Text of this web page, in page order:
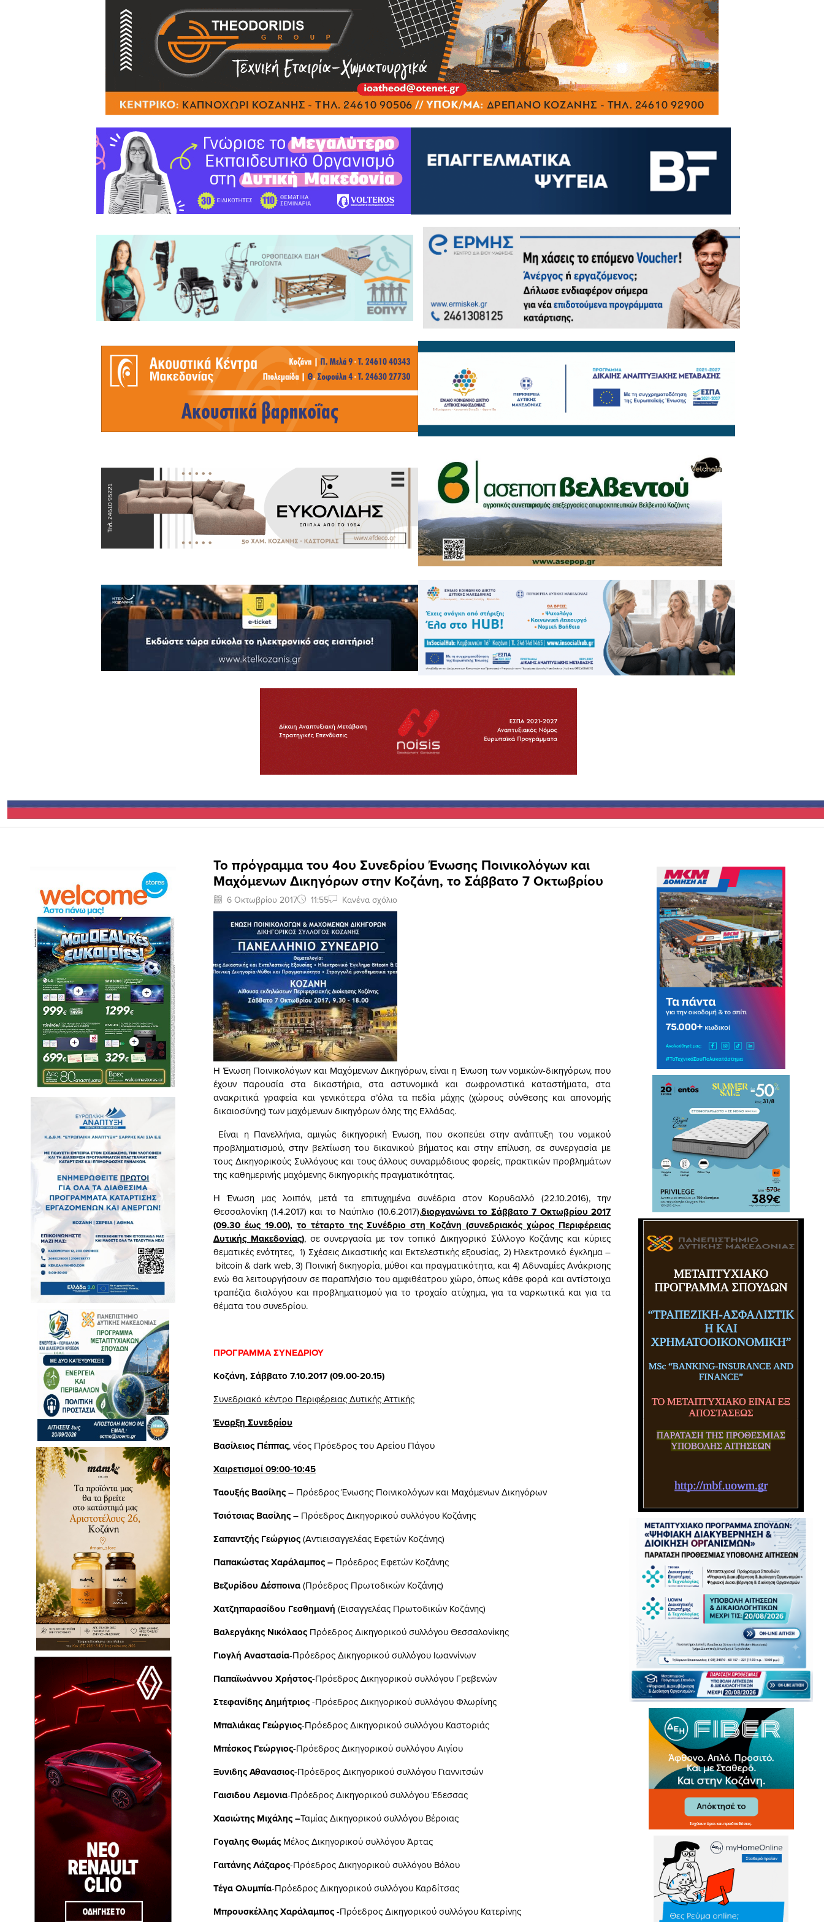
Το πρόγραμμα του 4ου Συνεδρίου Ένωσης Ποινικολόγων και
Μαχόμενων Δικηγόρων στην Κοζάνη, το Σάββατο 7 Οκτωβρίου
6 Οκτωβρίου 2017 11:55 Κανένα σχόλιο
Η Ένωση Ποινικολόγων και Μαχόμενων Δικηγόρων, είναι η Ένωση των νομικών-δικηγόρων, που
έχουν παρουσία στα δικαστήρια, στα αστυνομικά και σωφρονιστικά καταστήματα, στα
ανακριτικά γραφεία και γενικότερα σ’όλα τα πεδία μάχης (χώρους σύνθεσης και απονομής
δικαιοσύνης) των μαχόμενων δικηγόρων όλης της Ελλάδας.
Είναι η Πανελλήνια, αμιγώς δικηγορική Ένωση, που σκοπεύει στην ανάπτυξη του νομικού
προβληματισμού, στην βελτίωση του δικανικού βήματος και στην επίλυση, σε συνεργασία με
τους Δικηγορικούς Συλλόγους και τους άλλους συναρμόδιους φορείς, πρακτικών προβλημάτων
της καθημερινής μαχόμενης δικηγορικής πραγματικότητας.
Η Ένωση μας λοιπόν, μετά τα επιτυχημένα συνέδρια στον Κορυδαλλό (22.10.2016), την
Θεσσαλονίκη (1.4.2017) και το Ναύπλιο (10.6.2017),διοργανώνει το Σάββατο 7 Οκτωβρίου 2017
(09.30 έως 19.00), το τέταρτο της Συνέδριο στη Κοζάνη (συνεδριακός χώρος Περιφέρειας
Δυτικής Μακεδονίας), σε συνεργασία με τον τοπικό Δικηγορικό Σύλλογο Κοζάνης και κύριες
θεματικές ενότητες, 1) Σχέσεις Δικαστικής και Εκτελεστικής εξουσίας, 2) Ηλεκτρονικό έγκλημα –
bitcoin & dark web, 3) Ποινική δικηγορία, μύθοι και πραγματικότητα, και 4) Αδυναμίες Ανάκρισης
ενώ θα λειτουργήσουν σε παραπλήσιο του αμφιθέατρου χώρο, όπως κάθε φορά και αντίστοιχα
τραπέζια διαλόγου και προβληματισμού για το τροχαίο ατύχημα, για τα ναρκωτικά και για τα
θέματα του συνεδρίου.
ΠΡΟΓΡΑΜΜΑ ΣΥΝΕΔΡΙΟΥ
Κοζάνη, Σάββατο 7.10.2017 (09.00-20.15)
Συνεδριακό κέντρο Περιφέρειας Δυτικής Αττικής
Έναρξη Συνεδρίου
Βασίλειος Πέππας, νέος Πρόεδρος του Αρείου Πάγου
Χαιρετισμοί 09:00-10:45
Ταουξής Βασίλης– Πρόεδρος Ένωσης Ποινικολόγων και Μαχόμενων Δικηγόρων
Τσιότσιας Βασίλης– Πρόεδρος Δικηγορικού συλλόγου Κοζάνης
Σαπαντζής Γεώργιος(Αντιεισαγγελέας Εφετών Κοζάνης)
Παπακώστας Χαράλαμπος – Πρόεδρος Εφετών Κοζάνης
Βεζυρίδου Δέσποινα(Πρόεδρος Πρωτοδικών Κοζάνης)
Χατζηπαρασίδου Γεσθημανή (Εισαγγελέας Πρωτοδικών Κοζάνης)
Βαλεργάκης Νικόλαος Πρόεδρος Δικηγορικού συλλόγου Θεσσαλονίκης
Γιογλή Αναστασία-Πρόεδρος Δικηγορικού συλλόγου Ιωαννίνων
Παπαϊωάννου Χρήστος-Πρόεδρος Δικηγορικού συλλόγου Γρεβενών
Στεφανίδης Δημήτριος-Πρόεδρος Δικηγορικού συλλόγου Φλωρίνης
Μπαλιάκας Γεώργιος-Πρόεδρος Δικηγορικού συλλόγου Καστοριάς
Μπέσκος Γεώργιος-Πρόεδρος Δικηγορικού συλλόγου Αιγίου
Ξυνιδης Αθανασιος-Πρόεδρος Δικηγορικού συλλόγου Γιαννιτσών
Γαισιδου Λεμονια-Πρόεδρος Δικηγορικού συλλόγου Έδεσσας
Χασιώτης Μιχάλης –Ταμίας Δικηγορικού συλλόγου Βέροιας
Γογαλης Θωμάς Μέλος Δικηγορικού συλλόγου Άρτας
Γαιτάνης Λάζαρος-Πρόεδρος Δικηγορικού συλλόγου Βόλου
Τέγα Ολυμπία-Πρόεδρος Δικηγορικού συλλόγου Καρδίτσας
Μπρουσκέλλης Χαράλαμπος-Πρόεδρος Δικηγορικού συλλόγου Κατερίνης